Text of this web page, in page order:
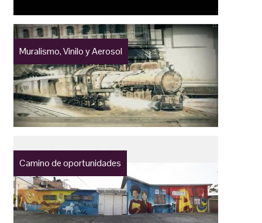
Muralismo, Vinilo y Aerosol
Camino de oportunidades